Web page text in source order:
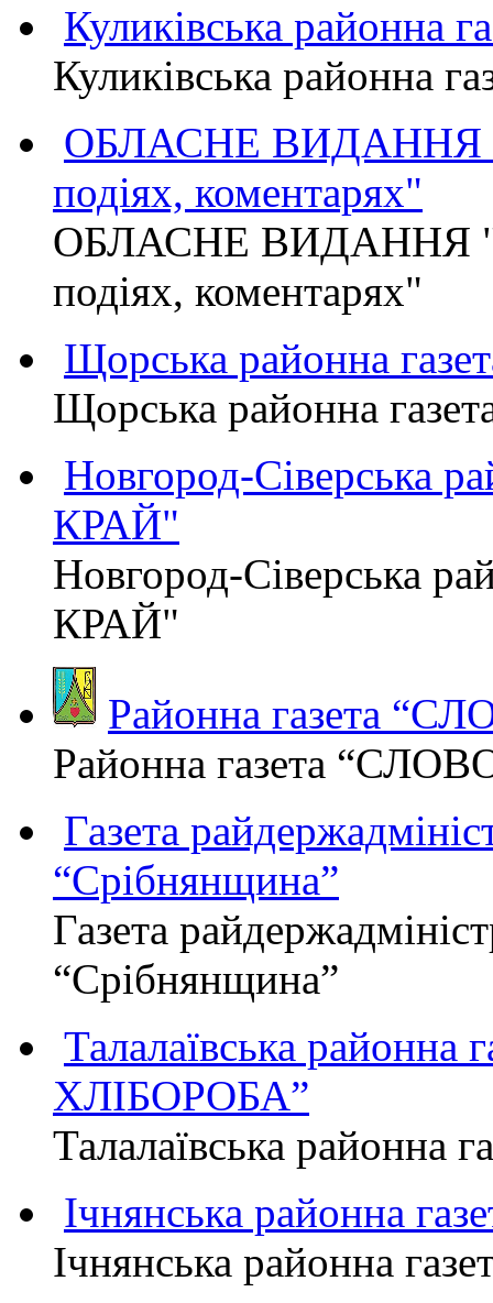
Куликівська районна
Куликівська районна
ОБЛАСНЕ ВИДАННЯ
подіях, коментарях"
ОБЛАСНЕ ВИДАННЯ
подіях, коментарях"
Щорська районна
Щорська районна
Новгород-Сіверська
КРАЙ"
Новгород-Сіверська
КРАЙ"
Районна газета
Районна газета
Газета
“Срібнянщина”
Газета
“Срібнянщина”
Талалаївська
ХЛІБОРОБА”
Талалаївська
Ічнянська районна
Ічнянська районна